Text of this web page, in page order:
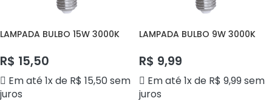
LAMPADA BULBO 15W 3000K
R$ 15,50
Em até 1x de R$ 15,50sem
juros
LAMPADA BULBO 9W 3000K
R$ 9,99
Em até 1x de R$ 9,99sem
juros